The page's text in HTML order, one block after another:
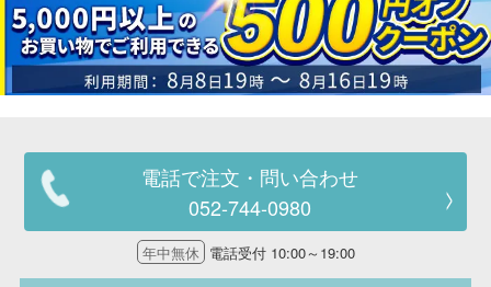
電話で注文・問い合わせ
052-744-0980
年中無休 電話受付 10:00～19:00